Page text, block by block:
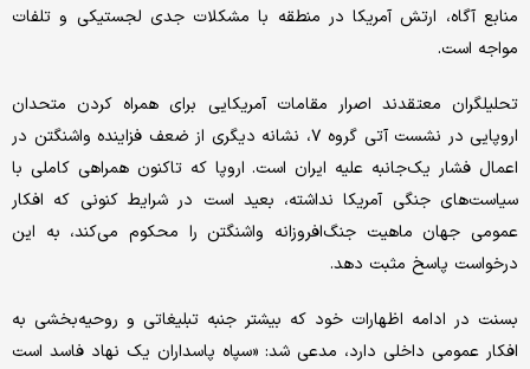
منابع آگاه، ارتش آمریکا در منطقه با مشکلات جدی لجستیکی و تلفات
مواجه است.
تحلیلگران معتقدند اصرار مقامات آمریکایی برای همراه کردن متحدان
اروپایی در نشست آتی گروه ۷، نشانه دیگری از ضعف فزاینده واشنگتن در
اعمال فشار یک‌جانبه علیه ایران است. اروپا که تاکنون همراهی کاملی با
سیاست‌های جنگی آمریکا نداشته، بعید است در شرایط کنونی که افکار
عمومی جهان ماهیت جنگ‌افروزانه واشنگتن را محکوم می‌کند، به این
درخواست پاسخ مثبت دهد.
بسنت در ادامه اظهارات خود که بیشتر جنبه تبلیغاتی و روحیه‌بخشی به
افکار عمومی داخلی دارد، مدعی شد: «سپاه پاسداران یک نهاد فاسد است